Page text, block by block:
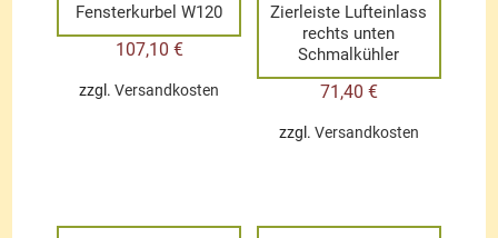
Fensterkurbel W120
107,10 €
zzgl.Versandkosten
Zierleiste Lufteinlass
rechts unten
Schmalkühler
71,40 €
zzgl. Versandkosten